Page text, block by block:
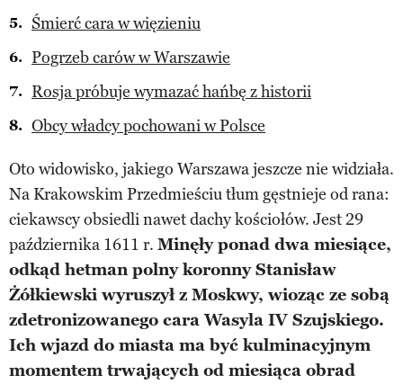
Śmierć cara w więzieniu
Pogrzeb carów w Warszawie
Rosja próbuje wymazać hańbę z historii
Obcy władcy pochowani w Polsce
Oto widowisko, jakiego Warszawa jeszcze nie widziała.
Na Krakowskim Przedmieściu tłum gęstnieje od rana:
ciekawscy obsiedli nawet dachy kościołów. Jest 29
października 1611 r. Minęły ponad dwa miesiące,
odkąd hetman polny koronny Stanisław
Żółkiewski wyruszył z Moskwy, wioząc ze sobą
zdetronizowanego cara Wasyla IV Szujskiego.
Ich wjazd do miasta ma być kulminacyjnym
momentem trwających od miesiąca obrad